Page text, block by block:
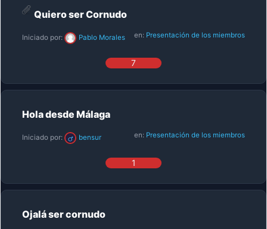
Quiero ser Cornudo
Iniciado por: Pablo Morales en: Presentación de los miembros
7
Hola desde Málaga
Iniciado por: bensur en: Presentación de los miembros
1
Ojalá ser cornudo